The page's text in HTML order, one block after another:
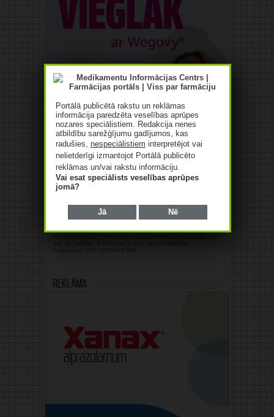
Reklāma
Portālā publicētā rakstu un reklāmas
informācija paredzēta veselības aprūpes
nozares speciālistiem. Redakcija nenes
atbildību sarežģījumu gadījumos, kas
radušies, nespeciālistiem interpretējot vai
nelietderīgi izmantojot Portālā publicēto
reklāmas un/vai rakstu informāciju.
Vai esat speciālists veselības aprūpes
jomā?
Jā Nē